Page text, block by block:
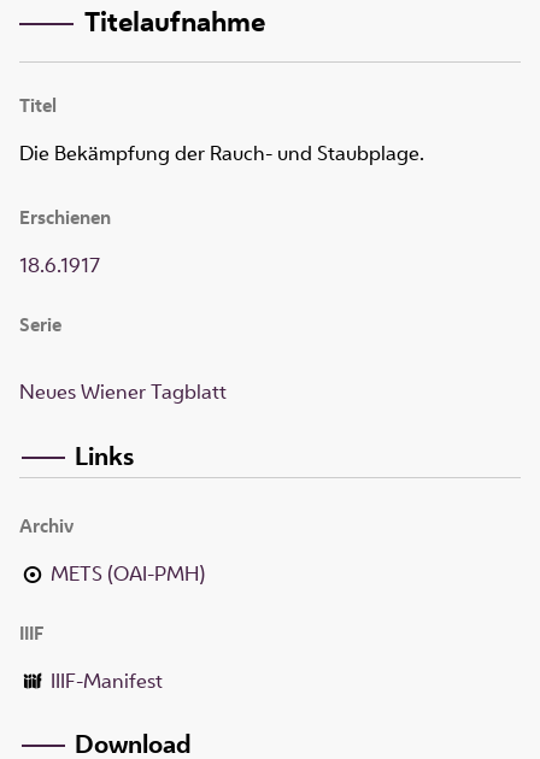
Titelaufnahme
Titel
Die Bekämpfung der Rauch- und Staubplage.
Erschienen
18.6.1917
Serie
Neues Wiener Tagblatt
Links
Archiv
METS (OAI-PMH)
IIIF
IIIF-Manifest
Download